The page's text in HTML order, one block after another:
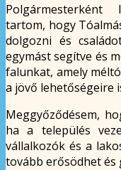
tartom, hogy
dolgozni és
egymást segítve és
falunkat, amely
a jövő lehetőségeire
Meggyőződésem,
ha a település
vállalkozók és a
tovább erősödhet és